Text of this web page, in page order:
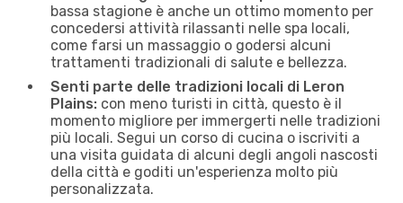
bassa stagione è anche un ottimo momento per
concedersi attività rilassanti nelle spa locali,
come farsi un massaggio o godersi alcuni
trattamenti tradizionali di salute e bellezza.
Senti parte delle tradizioni locali di Leron
Plains: con meno turisti in città, questo è il
momento migliore per immergerti nelle tradizioni
più locali. Segui un corso di cucina o iscriviti a
una visita guidata di alcuni degli angoli nascosti
della città e goditi un'esperienza molto più
personalizzata.